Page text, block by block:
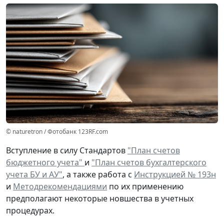
© naturetron / Фотобанк 123RF.com
Вступление в силу Стандартов "План счетов
бюджетного учета" и "План счетов бухгалтерского
учета БУ и АУ", а также работа с Инструкцией № 193н
и Методрекомендациями по их применению
предполагают некоторые новшества в учетных
процедурах.